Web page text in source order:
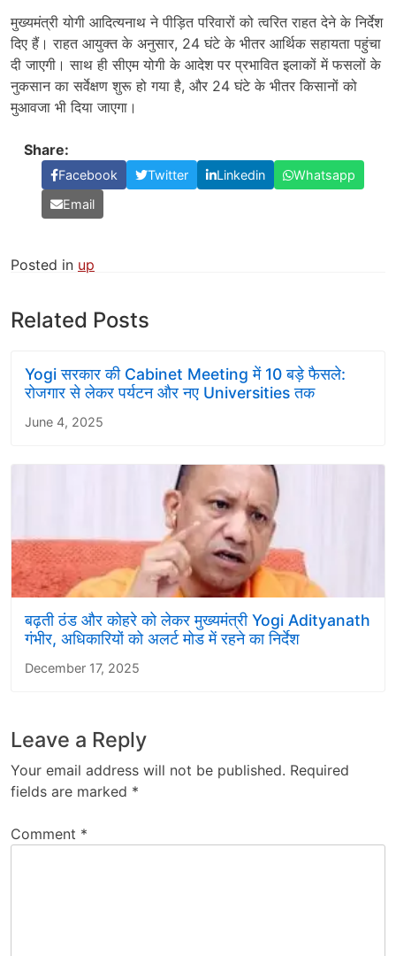
मुख्यमंत्री योगी आदित्यनाथ ने पीड़ित परिवारों को त्वरित राहत देने के निर्देश
दिए हैं। राहत आयुक्त के अनुसार, 24 घंटे के भीतर आर्थिक सहायता पहुंचा
दी जाएगी। साथ ही सीएम योगी के आदेश पर प्रभावित इलाकों में फसलों के
नुकसान का सर्वेक्षण शुरू हो गया है, और 24 घंटे के भीतर किसानों को
मुआवजा भी दिया जाएगा।
Share:
Facebook Twitter Linkedin
Whatsapp
Email
Posted in up
Related Posts
Yogi सरकार की Cabinet Meeting में 10 बड़े फैसले:
रोजगार से लेकर पर्यटन और नए Universities तक
June 4, 2025
बढ़ती ठंड और कोहरे को लेकर मुख्यमंत्री Yogi Adityanath
गंभीर, अधिकारियों को अलर्ट मोड में रहने का निर्देश
December 17, 2025
Leave a Reply
Your email address will not be published. Required
fields are marked *
Comment *